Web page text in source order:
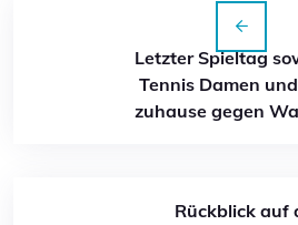
Letzter Spieltag
Tennis Damen
zuhause gegen
Rückblick auf